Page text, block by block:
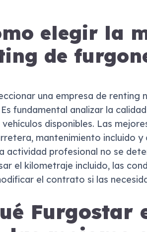
elegir la
de
una empresa de renting
fundamental analizar la
disponibles. Las
mantenimiento incluido
actividad profesional no se
el kilometraje incluido, las
el contrato si las
Furgostar